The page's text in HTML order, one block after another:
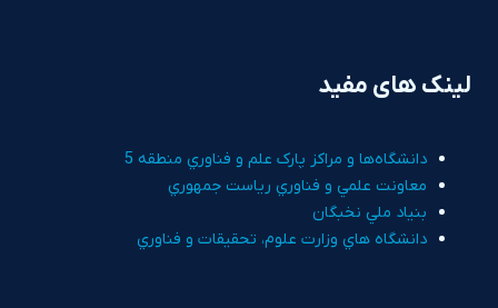
لینک های مفید
دانشگاه‌ها و مراکز پارک علم و فناوري منطقه 5
معاونت علمي و فناوري رياست جمهوري
بنياد ملي نخبگان
دانشگاه هاي وزارت علوم، تحقيقات و فناوري